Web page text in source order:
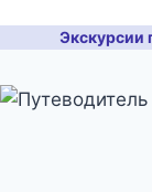
Экскурсии